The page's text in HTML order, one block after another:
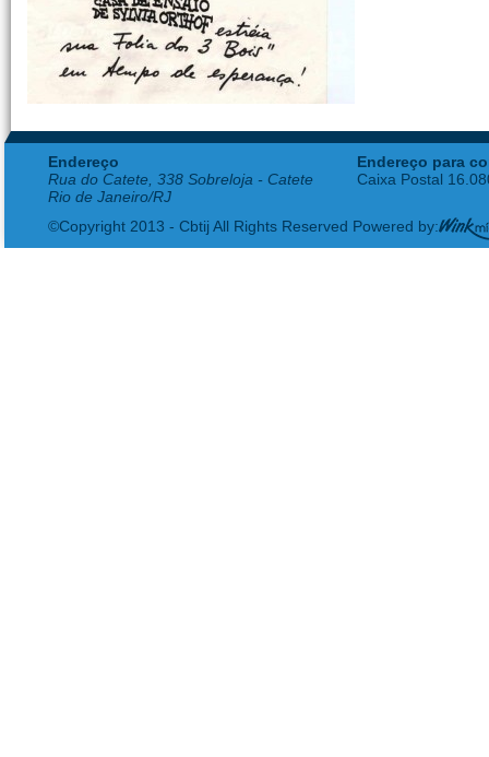
Endereço
Rua do Catete, 338 Sobreloja - Catete
Rio de Janeiro/RJ
Endereço para
Caixa Postal
©Copyright 2013 - Cbtij All Rights Reserved Powered by: